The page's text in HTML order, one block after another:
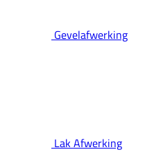
Gevelafwerking
Lak Afwerking